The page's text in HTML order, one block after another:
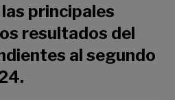
principales
resultados del
al segundo